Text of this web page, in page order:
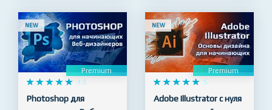
NEW NEW
Premium